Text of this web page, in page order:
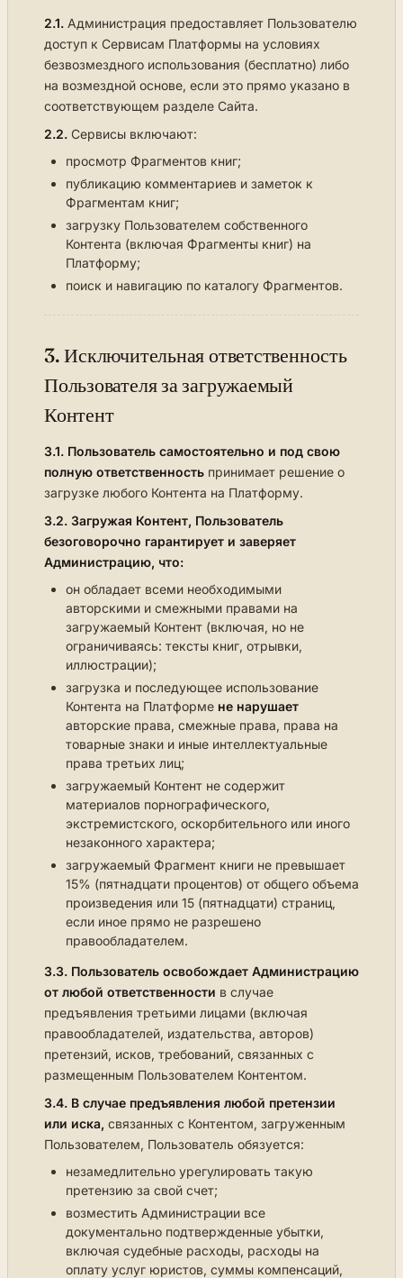
2.1. Администрация предоставляет Пользователю
доступ к Сервисам Платформы на условиях
безвозмездного использования (бесплатно) либо
на возмездной основе, если это прямо указано в
соответствующем разделе Сайта.
2.2. Сервисы включают:
просмотр Фрагментов книг;
публикацию комментариев и заметок к
Фрагментам книг;
загрузку Пользователем собственного
Контента (включая Фрагменты книг) на
Платформу;
поиск и навигацию по каталогу Фрагментов.
3. Исключительная ответственность
Пользователя за загружаемый
Контент
3.1. Пользователь самостоятельно и под свою
полную ответственность принимает решение о
загрузке любого Контента на Платформу.
3.2. Загружая Контент, Пользователь
безоговорочно гарантирует и заверяет
Администрацию, что:
он обладает всеми необходимыми
авторскими и смежными правами на
загружаемый Контент (включая, но не
ограничиваясь: тексты книг, отрывки,
иллюстрации);
загрузка и последующее использование
Контента на Платформе не нарушает
авторские права, смежные права, права на
товарные знаки и иные интеллектуальные
права третьих лиц;
загружаемый Контент не содержит
материалов порнографического,
экстремистского, оскорбительного или иного
незаконного характера;
загружаемый Фрагмент книги не превышает
15% (пятнадцати процентов) от общего объема
произведения или 15 (пятнадцати) страниц,
если иное прямо не разрешено
правообладателем.
3.3. Пользователь освобождает Администрацию
от любой ответственности в случае
предъявления третьими лицами (включая
правообладателей, издательства, авторов)
претензий, исков, требований, связанных с
размещенным Пользователем Контентом.
3.4. В случае предъявления любой претензии
или иска, связанных с Контентом, загруженным
Пользователем, Пользователь обязуется:
незамедлительно урегулировать такую
претензию за свой счет;
возместить Администрации все
документально подтвержденные убытки,
включая судебные расходы, расходы на
оплату услуг юристов, суммы компенсаций,